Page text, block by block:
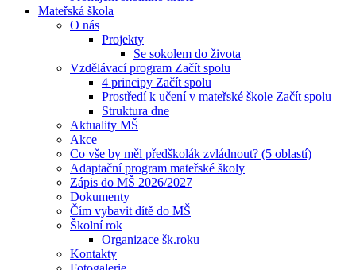
Mateřská škola
O nás
Projekty
Se sokolem do života
Vzdělávací program Začít spolu
4 principy Začít spolu
Prostředí k učení v mateřské škole Začít spolu
Struktura dne
Aktuality MŠ
Akce
Co vše by měl předškolák zvládnout? (5 oblastí)
Adaptační program mateřské školy
Zápis do MŠ 2026/2027
Dokumenty
Čím vybavit dítě do MŠ
Školní rok
Organizace šk.roku
Kontakty